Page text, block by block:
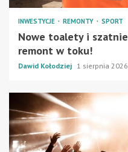
INWESTYCJE REMONTY SPORT
Nowe toalety i
remont w toku!
Dawid Kołodziej 1 sierpnia 2026